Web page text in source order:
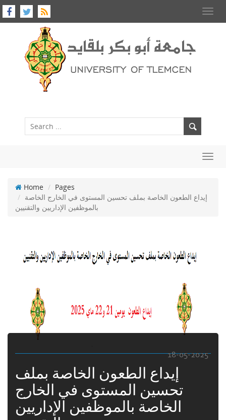
Home
Pages
إيداع الطعون الخاصة بملف تحسين المستوى في الخارج الخاصة
18-05-2025
إيداع الطعون الخاصة بملف
تحسين المستوى في الخارج
الخاصة بالموظفين الإداريين